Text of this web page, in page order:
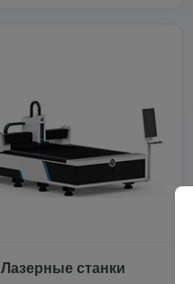
Лазерные станки